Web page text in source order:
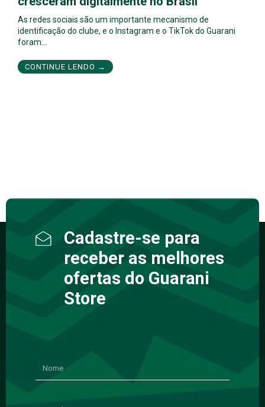
As redes sociais são um importante mecanismo de
identificação do clube, e o Instagram e o TikTok do Guarani
foram…
CONTINUE LENDO →
Cadastre-se para
receber as melhores
ofertas do Guarani
Store